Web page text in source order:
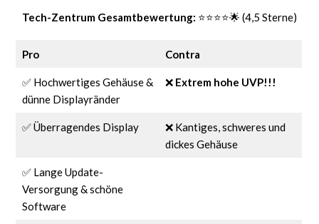
Tech-Zentrum Gesamtbewertung: ⭐⭐⭐⭐🌟 (4,5 Sterne)
Pro Contra
✅ Hochwertiges Gehäuse &
dünne Displayränder
❌Extrem hohe UVP!!!
✅ Überragendes Display
❌ Kantiges, schweres und
dickes Gehäuse
✅ Lange Update-
Versorgung & schöne
Software